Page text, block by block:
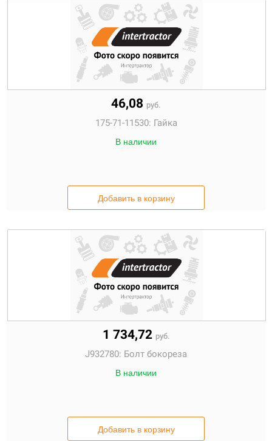
46,08 руб.
175-71-11530: Гайка
В наличии
Добавить в корзину
1 734,72 руб.
J932780: Болт бокореза
В наличии
Добавить в корзину